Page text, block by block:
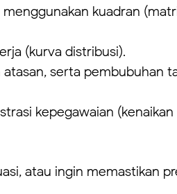
kuadran
(kurva distribusi).
atasan, serta pembubuhan
kepegawaian
atau ingin memastikan